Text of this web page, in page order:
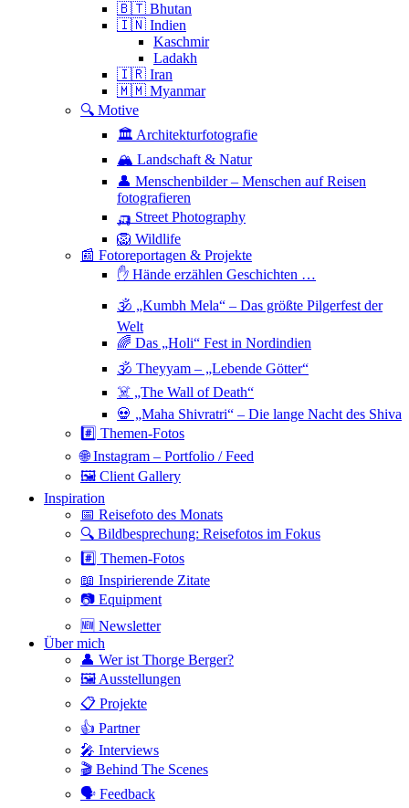
🇧🇹 Bhutan
🇮🇳 Indien
Kaschmir
Ladakh
🇮🇷 Iran
🇲🇲 Myanmar
🔍 Motive
🏛 Architekturfotografie
🏔 Landschaft & Natur
👤 Menschenbilder – Menschen auf Reisen
fotografieren
🛺 Street Photography
🦁 Wildlife
📰 Fotoreportagen & Projekte
✋ Hände erzählen Geschichten …
🕉 „Kumbh Mela“ – Das größte Pilgerfest der
Welt
🌈 Das „Holi“ Fest in Nordindien
🕉 Theyyam – „Lebende Götter“
☠️ „The Wall of Death“
💀 „Maha Shivratri“ – Die lange Nacht des Shiva
#️⃣ Themen-Fotos
🌐 Instagram – Portfolio / Feed
🖼 Client Gallery
Inspiration
📅 Reisefoto des Monats
🔍 Bildbesprechung: Reisefotos im Fokus
#️⃣ Themen-Fotos
📖 Inspirierende Zitate
📷 Equipment
🆕 Newsletter
Über mich
👤 Wer ist Thorge Berger?
🖼 Ausstellungen
📋 Projekte
👍 Partner
🎤 Interviews
🎬 Behind The Scenes
🗣 Feedback